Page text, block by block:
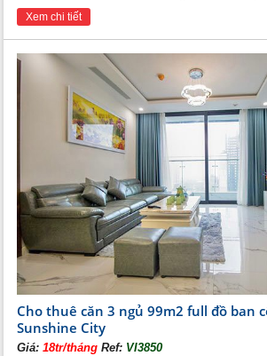
Xem chi tiết
Cho thuê căn 3 ngủ 99m2 full đồ ban
Sunshine City
Giá:18tr/thángRef: VI3850